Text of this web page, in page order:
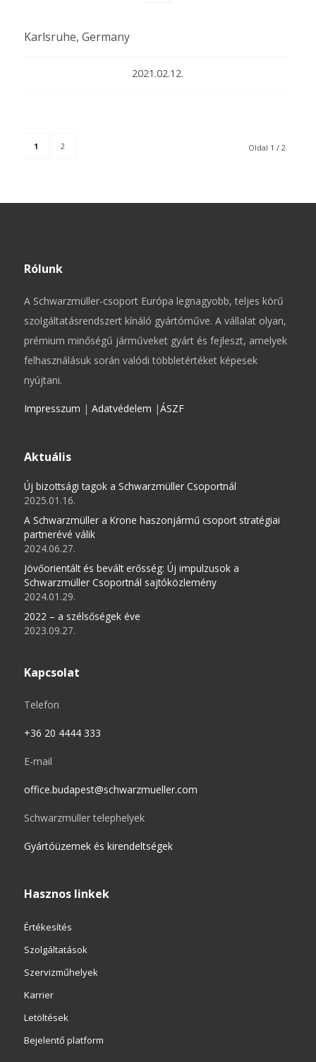
Karlsruhe, Germany
2021.02.12.
Oldal 1 / 2
1 2
Rólunk
A Schwarzmüller-csoport Európa legnagyobb, teljes körű
szolgáltatásrendszert kínáló gyártóműve. A vállalat olyan,
prémium minőségű járműveket gyárt és fejleszt, amelyek
felhasználásuk során valódi többletértéket képesek
nyújtani.
Impresszum | Adatvédelem |ÁSZF
Aktuális
Új bizottsági tagok a Schwarzmüller Csoportnál
2025.01.16.
A Schwarzmüller a Krone haszonjármű csoport stratégiai
partnerévé válik
2024.06.27.
Jövőorientált és bevált erősség: Új impulzusok a
Schwarzmüller Csoportnál sajtóközlemény
2024.01.29.
2022 – a szélsőségek éve
2023.09.27.
Kapcsolat
Telefon
+36 20 4444 333
E-mail
office.budapest@schwarzmueller.com
Schwarzmüller telephelyek
Gyártóüzemek és kirendeltségek
Hasznos linkek
Értékesítés
Szolgáltatások
Szervizműhelyek
Karrier
Letöltések
Bejelentő platform